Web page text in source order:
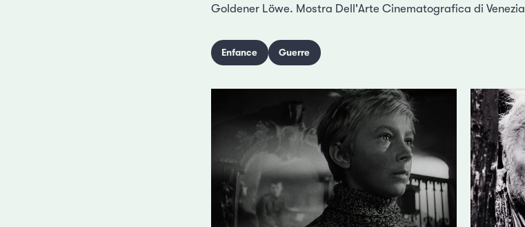
Goldener Löwe. Mostra Dell'Arte Cinematografica di Venezia
Enfance Guerre